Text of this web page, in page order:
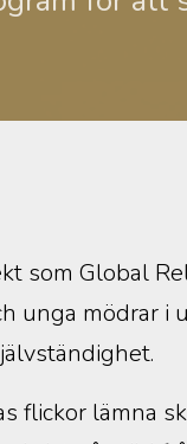
som Global
unga mödrar i
flickor lämna